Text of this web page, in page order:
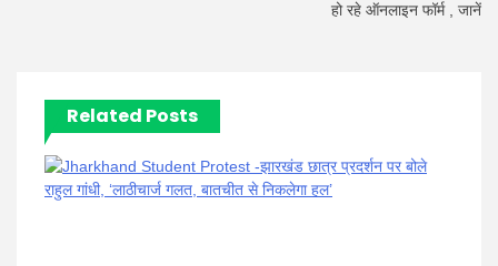
हो रहे ऑनलाइन फॉर्म , जानें
Related Posts